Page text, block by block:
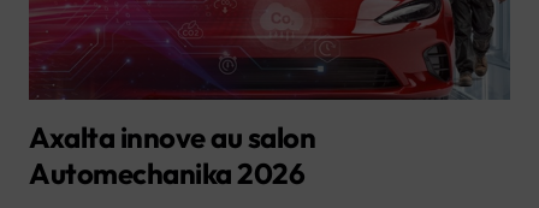
Axalta innove au salon
Automechanika 2026